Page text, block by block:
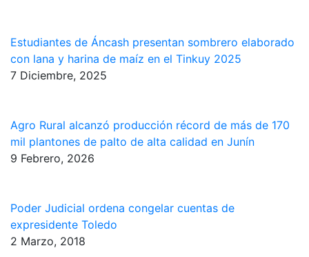
Estudiantes de Áncash presentan sombrero elaborado
con lana y harina de maíz en el Tinkuy 2025
7 Diciembre, 2025
Agro Rural alcanzó producción récord de más de 170
mil plantones de palto de alta calidad en Junín
9 Febrero, 2026
Poder Judicial ordena congelar cuentas de
expresidente Toledo
2 Marzo, 2018